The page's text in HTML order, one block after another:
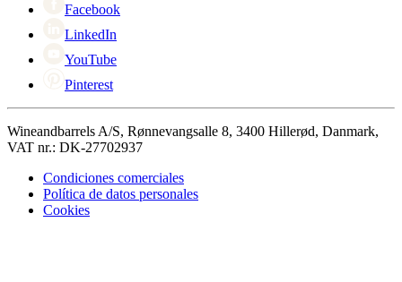
Facebook
LinkedIn
YouTube
Pinterest
Wineandbarrels A/S, Rønnevangsalle 8, 3400 Hillerød, Danmark,
VAT nr.: DK-27702937
Condiciones comerciales
Política de datos personales
Cookies